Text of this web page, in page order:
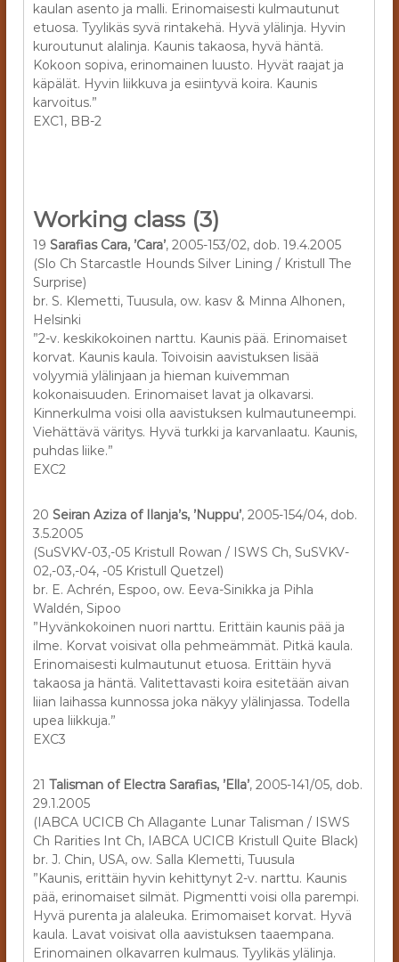
kaulan asento ja malli. Erinomaisesti kulmautunut
etuosa. Tyylikäs syvä rintakehä. Hyvä ylälinja. Hyvin
kuroutunut alalinja. Kaunis takaosa, hyvä häntä.
Kokoon sopiva, erinomainen luusto. Hyvät raajat ja
käpälät. Hyvin liikkuva ja esiintyvä koira. Kaunis
karvoitus.”
EXC1, BB-2
Working class (3)
19Sarafias Cara, ’Cara’, 2005-153/02, dob. 19.4.2005
(Slo Ch Starcastle Hounds Silver Lining / Kristull The
Surprise)
br. S. Klemetti, Tuusula, ow. kasv & Minna Alhonen,
Helsinki
”2-v. keskikokoinen narttu. Kaunis pää. Erinomaiset
korvat. Kaunis kaula. Toivoisin aavistuksen lisää
volyymiä ylälinjaan ja hieman kuivemman
kokonaisuuden. Erinomaiset lavat ja olkavarsi.
Kinnerkulma voisi olla aavistuksen kulmautuneempi.
Viehättävä väritys. Hyvä turkki ja karvanlaatu. Kaunis,
puhdas liike.”
EXC2
20Seiran Aziza of Ilanja’s, ’Nuppu’, 2005-154/04, dob.
3.5.2005
(SuSVKV-03,-05 Kristull Rowan / ISWS Ch, SuSVKV-
02,-03,-04, -05 Kristull Quetzel)
br. E. Achrén, Espoo, ow. Eeva-Sinikka ja Pihla
Waldén, Sipoo
”Hyvänkokoinen nuori narttu. Erittäin kaunis pää ja
ilme. Korvat voisivat olla pehmeämmät. Pitkä kaula.
Erinomaisesti kulmautunut etuosa. Erittäin hyvä
takaosa ja häntä. Valitettavasti koira esitetään aivan
liian laihassa kunnossa joka näkyy ylälinjassa. Todella
upea liikkuja.”
EXC3
21Talisman of Electra Sarafias, ’Ella’, 2005-141/05, dob.
29.1.2005
(IABCA UCICB Ch Allagante Lunar Talisman / ISWS
Ch Rarities Int Ch, IABCA UCICB Kristull Quite Black)
br. J. Chin, USA, ow. Salla Klemetti, Tuusula
”Kaunis, erittäin hyvin kehittynyt 2-v. narttu. Kaunis
pää, erinomaiset silmät. Pigmentti voisi olla parempi.
Hyvä purenta ja alaleuka. Erimomaiset korvat. Hyvä
kaula. Lavat voisivat olla aavistuksen taaempana.
Erinomainen olkavarren kulmaus. Tyylikäs ylälinja.